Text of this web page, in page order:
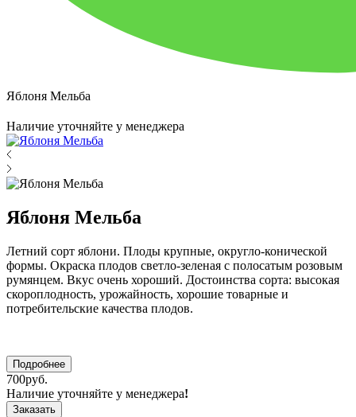
Яблоня Мельба
Наличие уточняйте у менеджера
Яблоня Мельба
Летний сорт яблони. Плоды крупные, округло-конической
формы. Окраска плодов светло-зеленая с полосатым розовым
румянцем. Вкус очень хороший. Достоинства сорта: высокая
скороплодность, урожайность, хорошие товарные и
потребительские качества плодов.
Подробнее
700руб.
Наличие уточняйте у менеджера!
Заказать